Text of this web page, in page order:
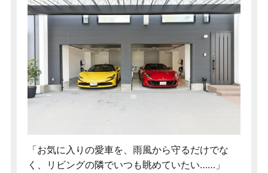
「お気に入りの愛車を、雨風から守るだけでな
く、リビングの隣でいつも眺めていたい……」